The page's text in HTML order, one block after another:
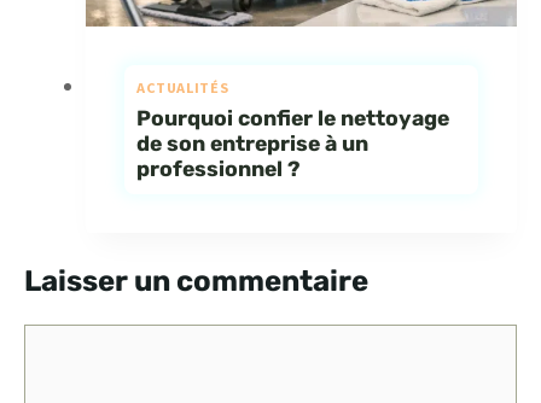
ACTUALITÉS
Pourquoi confier le nettoyage
de son entreprise à un
professionnel ?
Laisser un commentaire